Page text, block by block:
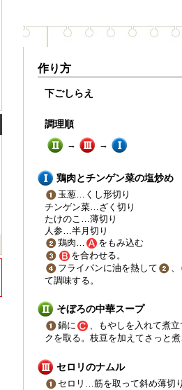
作り方
下ごしらえ
調理順
→ →
鶏肉とチンゲン菜の塩炒め
玉葱…くし形切り
チンゲン菜…ざく切り
たけのこ…薄切り
人参…半月切り
鶏肉…
をもみ込む
を合わせる。
フライパンに油を熱して
て調味する。
そぼろの中華スープ
鍋に
、もやしを入れて煮
クを取る。枝豆を加えてさっと
セロリのナムル
セロリ…筋を取って斜め薄切